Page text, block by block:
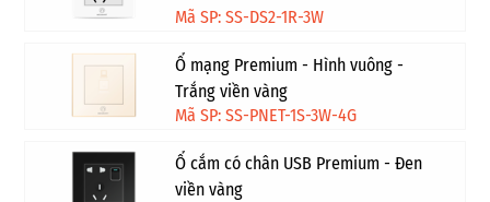
Mã SP: SS-DS2-1R-3W
Ổ mạng Premium - Hình vuông -
Trắng viền vàng
Mã SP: SS-PNET-1S-3W-4G
Ổ cắm có chân USB Premium - Đen
viền vàng